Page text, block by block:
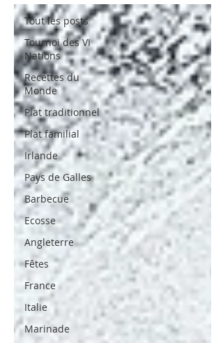
Tout les posts
Tournoi des VI
Nations
Recettes du
Monde
Plat traditionnel
Plat familial
Irlande
Pays de Galles
Barbecue
Ecosse
Angleterre
Fêtes
France
Italie
Marinade